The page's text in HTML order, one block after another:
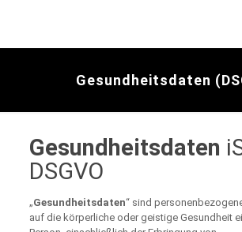
Gesundheitsdaten
Gesundheitsdaten
DSGVO
„Gesundheitsdaten“ sind
auf die körperliche oder geistige Gesundheit